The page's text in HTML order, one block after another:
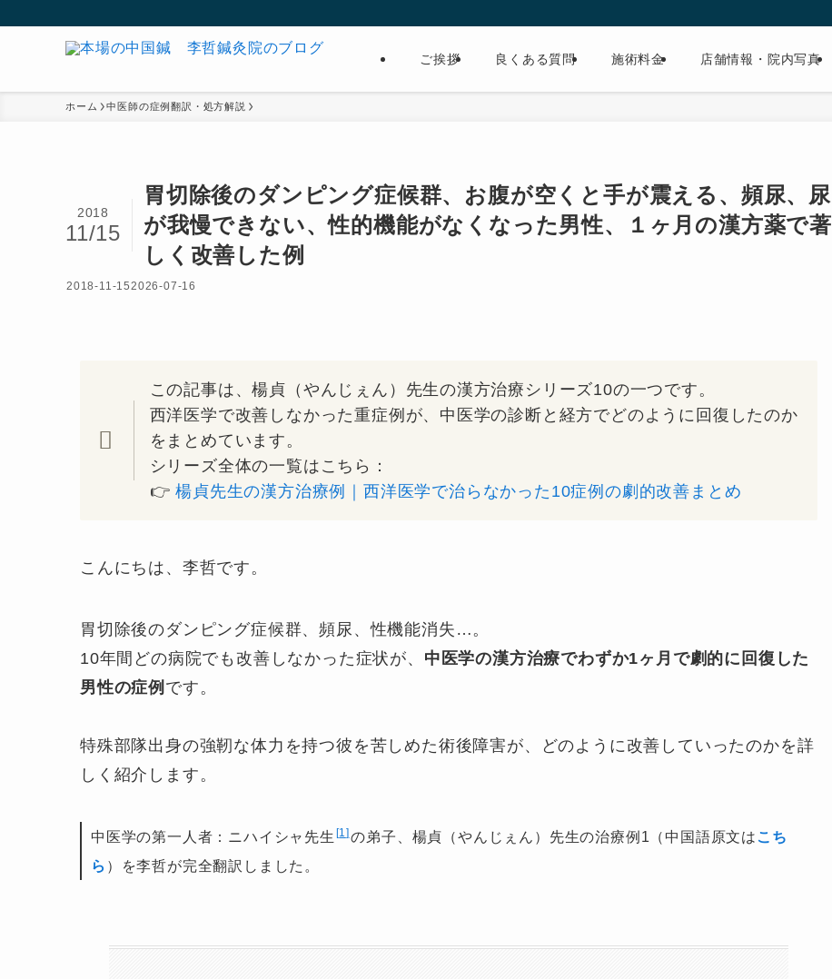
ご挨拶 良くある質問 施術料金 店舗情報・院内写真
ホーム 中医師の症例翻訳・処方解説
胃切除後のダンピング症候群、お腹が空くと手が震える、頻尿、尿
が我慢できない、性的機能がなくなった男性、１ヶ月の漢方薬で著
しく改善した例
2018
11/15
2018-11-152026-07-16
この記事は、楊貞（やんじぇん）先生の漢方治療シリーズ10の一つです。
西洋医学で改善しなかった重症例が、中医学の診断と経方でどのように回復したのか
をまとめています。
シリーズ全体の一覧はこちら：
👉楊貞先生の漢方治療例｜西洋医学で治らなかった10症例の劇的改善まとめ
こんにちは、李哲です。
胃切除後のダンピング症候群、頻尿、性機能消失…。
10年間どの病院でも改善しなかった症状が、 中医学の漢方治療でわずか1ヶ月で劇的に回復した
男性の症例 です。
特殊部隊出身の強靭な体力を持つ彼を苦しめた術後障害が、どのように改善していったのかを詳
しく紹介します。
中医学の第一人者：ニハイシャ先生 1 の弟子、楊貞（やんじぇん）先生の治療例1（中国語原文は こち
ら ）を李哲が完全翻訳しました。